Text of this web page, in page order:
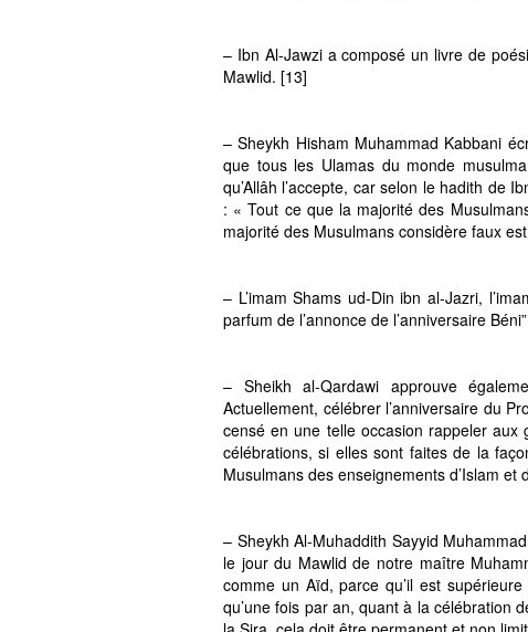
– Ibn Al-Jawzi a composé un livre de
Mawlid. [13]
– Sheykh Hisham Muhammad Kabbani
que tous les Ulamas du monde
qu’Allâh l’accepte, car selon le hadith de
: « Tout ce que la majorité des
majorité des Musulmans considère faux
– L’imam Shams ud-Din ibn al-Jazri,
parfum de l’annonce de l’anniversaire
– Sheikh al-Qardawi approuve
Actuellement, célébrer l’anniversaire du
censé en une telle occasion rappeler
célébrations, si elles sont faites de la
Musulmans des enseignements d’Islam
– Sheykh Al-Muhaddith Sayyid
le jour du Mawlid de notre maître
comme un Aïd, parce qu’il est
qu’une fois par an, quant à la célébration